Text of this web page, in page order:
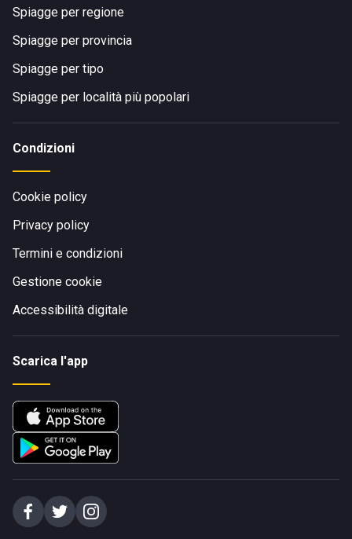
Spiagge per regione
Spiagge per provincia
Spiagge per tipo
Spiagge per località più popolari
Condizioni
Cookie policy
Privacy policy
Termini e condizioni
Gestione cookie
Accessibilità digitale
Scarica l'app